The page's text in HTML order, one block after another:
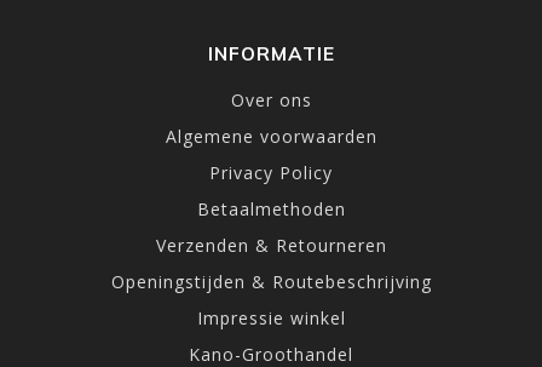
INFORMATIE
Over ons
Algemene voorwaarden
Privacy Policy
Betaalmethoden
Verzenden & Retourneren
Openingstijden & Routebeschrijving
Impressie winkel
Kano-Groothandel